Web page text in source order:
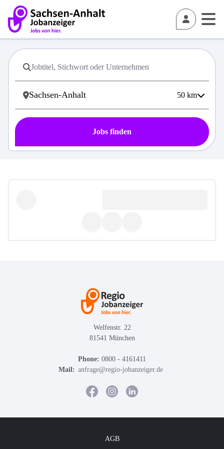
50 km
Jobs finden
Welfenstr. 22
81541 München
Phone: 0800 - 4161411
Mail: anfrage@regio-jobanzeiger.de
AGB